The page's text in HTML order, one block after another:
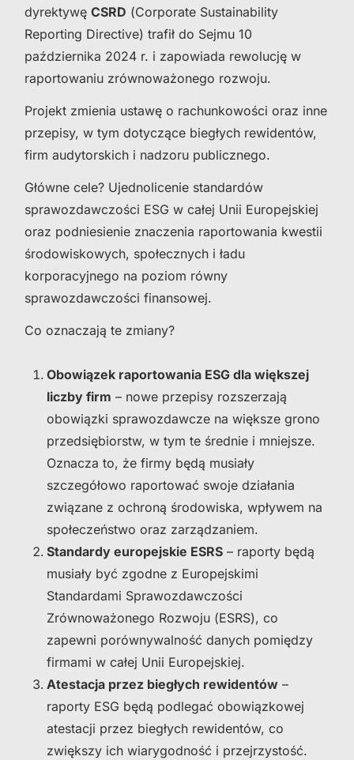
dyrektywę CSRD (Corporate Sustainability
Reporting Directive) trafił do Sejmu 10
października 2024 r. i zapowiada rewolucję w
raportowaniu zrównoważonego rozwoju.
Projekt zmienia ustawę o rachunkowości oraz inne
przepisy, w tym dotyczące biegłych rewidentów,
firm audytorskich i nadzoru publicznego.
Główne cele? Ujednolicenie standardów
sprawozdawczości ESG w całej Unii Europejskiej
oraz podniesienie znaczenia raportowania kwestii
środowiskowych, społecznych i ładu
korporacyjnego na poziom równy
sprawozdawczości finansowej.
Co oznaczają te zmiany?
Obowiązek raportowania ESG dla większej
liczby firm – nowe przepisy rozszerzają
obowiązki sprawozdawcze na większe grono
przedsiębiorstw, w tym te średnie i mniejsze.
Oznacza to, że firmy będą musiały
szczegółowo raportować swoje działania
związane z ochroną środowiska, wpływem na
społeczeństwo oraz zarządzaniem.
Standardy europejskie ESRS – raporty będą
musiały być zgodne z Europejskimi
Standardami Sprawozdawczości
Zrównoważonego Rozwoju (ESRS), co
zapewni porównywalność danych pomiędzy
firmami w całej Unii Europejskiej.
Atestacja przez biegłych rewidentów –
raporty ESG będą podlegać obowiązkowej
atestacji przez biegłych rewidentów, co
zwiększy ich wiarygodność i przejrzystość.